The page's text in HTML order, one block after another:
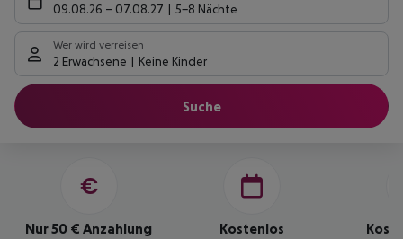
09.08.26 – 07.08.27 5-8 Nächte
Wer wird verreisen
2 Erwachsene Keine Kinder
Suche
Nur 50 € Anzahlung
Kostenlos